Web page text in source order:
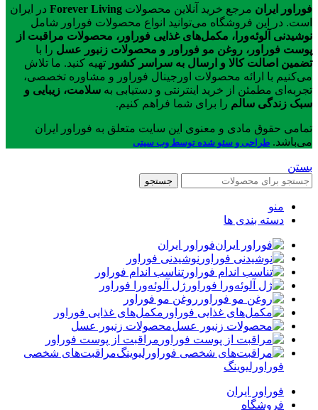
فوراور ایران مرجع خرید آنلاین محصولات Forever Living در ایران
است. در این فروشگاه می‌توانید انواع محصولات فوراور شامل
نوشیدنی آلوئه‌ورا، مکمل‌های غذایی فوراور، محصولات مراقبت از
پوست فوراور، روغن مو فوراور و محصولات زنبور عسل را با
تضمین اصالت کالا و ارسال به سراسر کشور تهیه کنید. ما تلاش
می‌کنیم با ارائه محصولات اورجینال فوراور و مشاوره تخصصی،
تجربه‌ای مطمئن از خرید اینترنتی و دستیابی به سلامت، زیبایی و
سبک زندگی سالم را برای شما فراهم کنیم.
تمامی حقوق مادی و معنوی این سایت متعلق به فوراور ایران
می‌باشد. طراحی و سئو شده توسط وب سیتی
بستن
جستجو
منو
دسته بندی ها
فوراور ایران
نوشیدنی فوراور
تناسب اندام فوراور
ژل آلوئه‌ورا فوراور
روغن مو فوراور
مکمل‌های غذایی فوراور
محصولات زنبور عسل
مراقبت از پوست فوراور
مراقبت‌های شخصی
فوراورلیوینگ
فوراور ایران
فروشگاه